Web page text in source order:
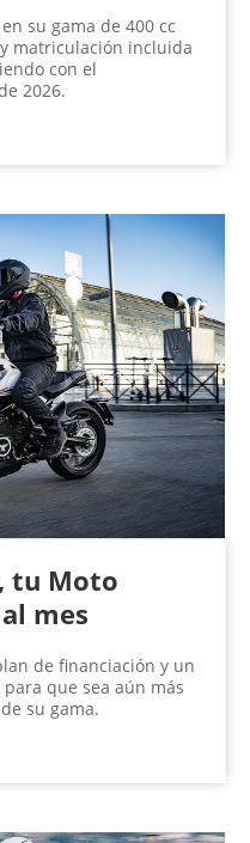
su gama de 400 cc
matriculación incluida
con el
2026.
tu Moto
mes
de financiación y un
que sea aún más
su gama.